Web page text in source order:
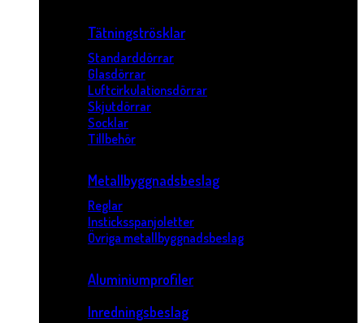
Tätningströsklar
Standarddörrar
Glasdörrar
Luftcirkulationsdörrar
Skjutdörrar
Socklar
Tillbehör
Metallbyggnadsbeslag
Reglar
Insticksspanjoletter
Övriga metallbyggnadsbeslag
Aluminiumprofiler
Inredningsbeslag